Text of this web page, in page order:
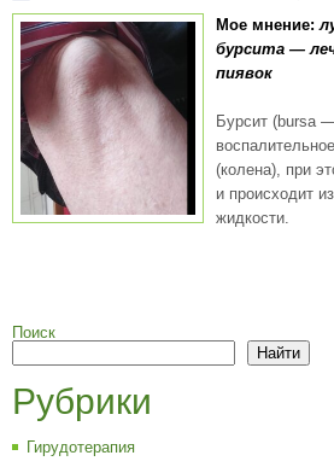
Мое мнение:
бурсита —
пиявок
Бурсит (bursa
(колена), при
и происходит
жидкости.
Поиск
Найти
Рубрики
Гирудотерапия